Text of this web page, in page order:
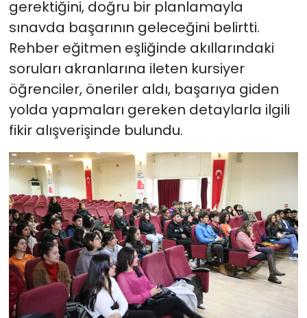
gerektiğini, doğru bir planlamayla
sınavda başarının geleceğini belirtti.
Rehber eğitmen eşliğinde akıllarındaki
soruları akranlarına ileten kursiyer
öğrenciler, öneriler aldı, başarıya giden
yolda yapmaları gereken detaylarla ilgili
fikir alışverişinde bulundu.